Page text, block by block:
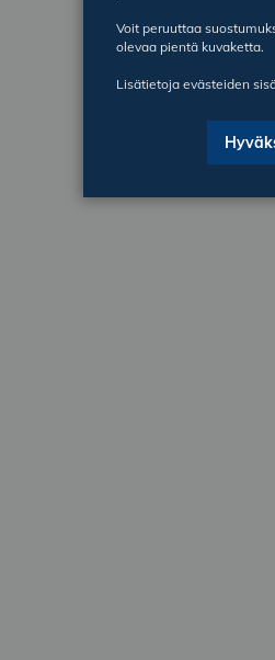
Voit peruuttaa
olevaa pientä kuvaketta.
Lisätietoja evästeiden